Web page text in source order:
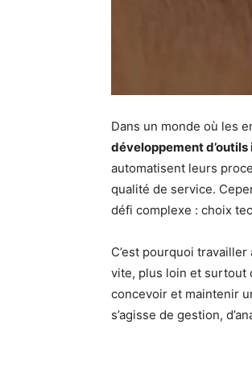
Dans un monde où les
développement
automatisent leurs
qualité de service.
défi complexe : choix
C’est pourquoi travailler
vite, plus loin et surtout
concevoir et maintenir
s’agisse de gestion,